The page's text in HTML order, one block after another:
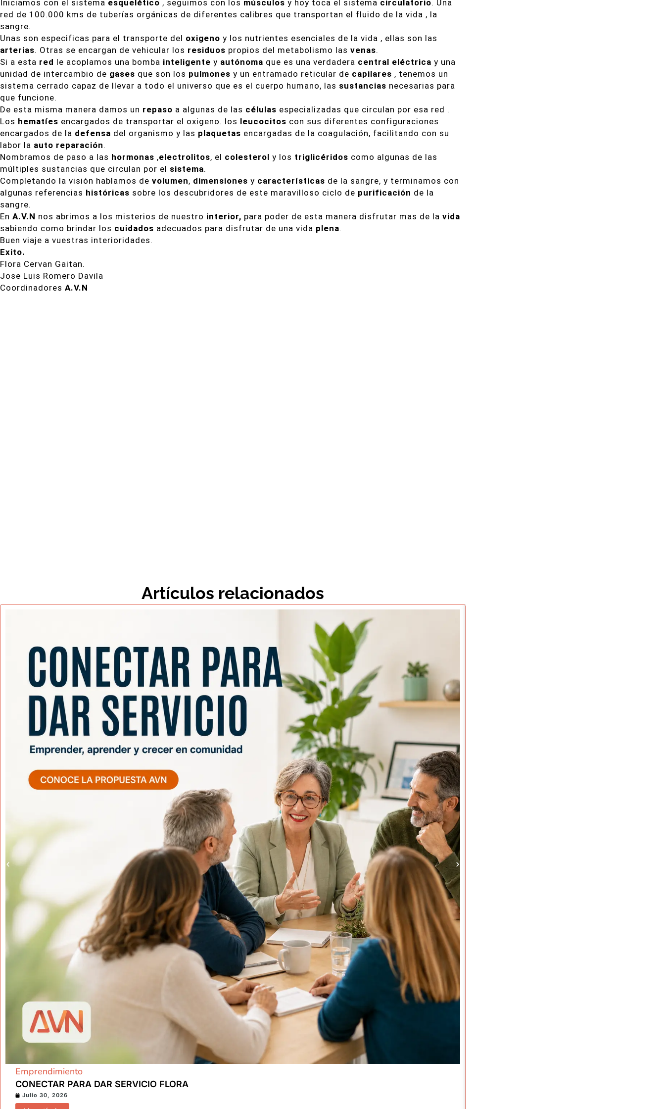
Iniciamos con el sistema esquelético , seguimos con los músculos y hoy toca el sistema circulatorio. Una
red de 100.000 kms de tuberías orgánicas de diferentes calibres que transportan el fluido de la vida , la
sangre.
Unas son especificas para el transporte del oxigeno y los nutrientes esenciales de la vida , ellas son las
arterias. Otras se encargan de vehicular los residuos propios del metabolismo las venas.
Si a esta red le acoplamos una bomba inteligente y autónoma que es una verdadera central eléctrica y una
unidad de intercambio de gases que son los pulmones y un entramado reticular de capilares , tenemos un
sistema cerrado capaz de llevar a todo el universo que es el cuerpo humano, las sustancias necesarias para
que funcione.
De esta misma manera damos un repaso a algunas de las células especializadas que circulan por esa red .
Los hematíes encargados de transportar el oxigeno. los leucocitos con sus diferentes configuraciones
encargados de la defensa del organismo y las plaquetas encargadas de la coagulación, facilitando con su
labor la auto reparación.
Nombramos de paso a las hormonas ,electrolitos, el colesterol y los triglicéridos como algunas de las
múltiples sustancias que circulan por el sistema.
Completando la visión hablamos de volumen, dimensiones y características de la sangre, y terminamos con
algunas referencias históricas sobre los descubridores de este maravilloso ciclo de purificación de la
sangre.
En A.V.N nos abrimos a los misterios de nuestro interior, para poder de esta manera disfrutar mas de la vida
sabiendo como brindar los cuidados adecuados para disfrutar de una vida plena.
Buen viaje a vuestras interioridades.
Exito.
Flora Cervan Gaitan.
Jose Luis Romero Davila
Coordinadores A.V.N
Artículos relacionados
Emprendimiento
CONECTAR PARA DAR SERVICIO FLORA
Julio 30, 2026